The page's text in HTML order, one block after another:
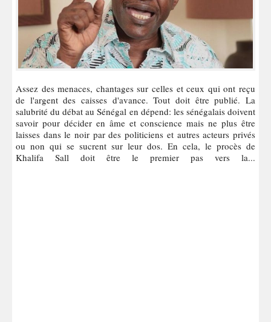
Assez des menaces, chantages sur celles et ceux qui ont reçu
de l'argent des caisses d'avance. Tout doit être publié. La
salubrité du débat au Sénégal en dépend: les sénégalais doivent
savoir pour décider en âme et conscience mais ne plus être
laisses dans le noir par des politiciens et autres acteurs privés
ou non qui se sucrent sur leur dos. En cela, le procès de
Khalifa Sall doit être le premier pas vers la...